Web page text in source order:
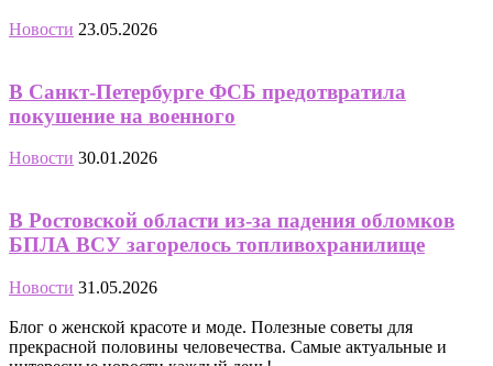
Новости 23.05.2026
В Санкт-Петербурге ФСБ предотвратила
покушение на военного
Новости 30.01.2026
В Ростовской области из-за падения обломков
БПЛА ВСУ загорелось топливохранилище
Новости 31.05.2026
Блог о женской красоте и моде. Полезные советы для
прекрасной половины человечества. Самые актуальные и